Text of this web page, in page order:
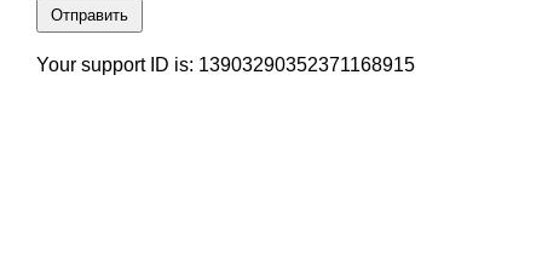
Отправить
Your support ID is: 13903290352371168915